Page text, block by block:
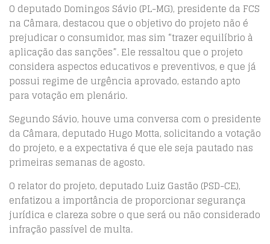
O deputado Domingos Sávio (PL-MG), presidente da FCS
na Câmara, destacou que o objetivo do projeto não é
prejudicar o consumidor, mas sim “trazer equilíbrio à
aplicação das sanções”. Ele ressaltou que o projeto
considera aspectos educativos e preventivos, e que já
possui regime de urgência aprovado, estando apto
para votação em plenário.
Segundo Sávio, houve uma conversa com o presidente
da Câmara, deputado Hugo Motta, solicitando a votação
do projeto, e a expectativa é que ele seja pautado nas
primeiras semanas de agosto.
O relator do projeto, deputado Luiz Gastão (PSD-CE),
enfatizou a importância de proporcionar segurança
jurídica e clareza sobre o que será ou não considerado
infração passível de multa.